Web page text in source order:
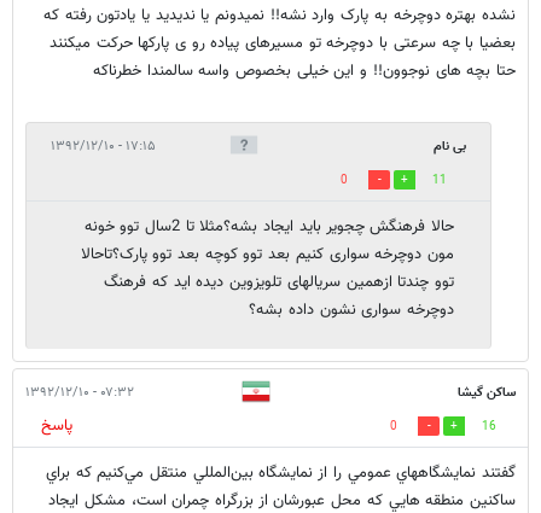
نشده بهتره دوچرخه به پارک وارد نشه!! نمیدونم یا ندیدید یا یادتون رفته که
بعضیا با چه سرعتی با دوچرخه تو مسیرهای پیاده رو ی پارکها حرکت میکنند
حتا بچه های نوجوون!! و این خیلی بخصوص واسه سالمندا خطرناکه
بی نام ۱۷:۱۵ - ۱۳۹۲/۱۲/۱۰
11
0
حالا فرهنگش چجویر باید ایجاد بشه؟مثلا تا 2سال توو خونه
مون دوچرخه سواری کنیم بعد توو کوچه بعد توو پارک؟تاحالا
توو چندتا ازهمین سریالهای تلویزوین دیده اید که فرهنگ
دوچرخه سواری نشون داده بشه؟
ساكن گيشا ۰۷:۳۲ - ۱۳۹۲/۱۲/۱۰
16
0
پاسخ
گفتند نمايشگاههاي عمومي را از نمايشگاه بين‌المللي منتقل مي‌كنيم كه براي
ساكنين منطقه هايي كه محل عبورشان از بزرگراه چمران است، مشكل ايجاد